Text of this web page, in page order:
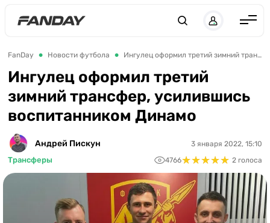
Англия
Испания
Германия
Италия
Франция
Украина
FanDay Новости футбола Ингулец оформил третий зимний трансфер, усилившись воспитанником Динамо
Ингулец оформил третий
зимний трансфер, усилившись
воспитанником Динамо
Андрей Пискун
Трансферы
3 января 2022, 15:10
4766★★★★★
★★★★★ 2 голоса